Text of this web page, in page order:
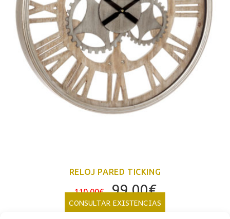
RELOJ PARED TICKING
110,00€
El
precio
99,00€El
precio
CONSULTAR EXISTENCIAS